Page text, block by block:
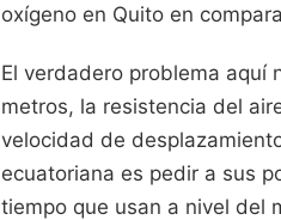
oxígeno en Quito en
El verdadero problema aquí
metros, la resistencia del
velocidad de
ecuatoriana es pedir a sus
tiempo que usan a nivel del